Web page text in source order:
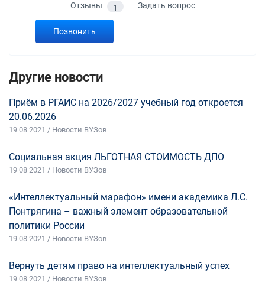
Отзывы 1 Задать вопрос
Позвонить
Другие новости
Приём в РГАИС на 2026/2027 учебный год откроется
20.06.2026
19 08 2021 / Новости ВУЗов
Социальная акция ЛЬГОТНАЯ СТОИМОСТЬ ДПО
19 08 2021 / Новости ВУЗов
«Интеллектуальный марафон» имени академика Л.С.
Понтрягина – важный элемент образовательной
политики России
19 08 2021 / Новости ВУЗов
Вернуть детям право на интеллектуальный успех
19 08 2021 / Новости ВУЗов